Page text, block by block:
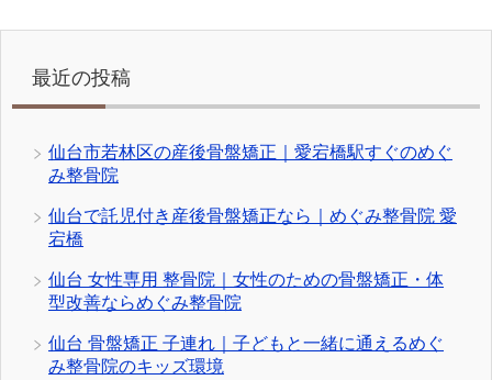
最近の投稿
仙台市若林区の産後骨盤矯正｜愛宕橋駅すぐのめぐ
み整骨院
仙台で託児付き産後骨盤矯正なら｜めぐみ整骨院 愛
宕橋
仙台 女性専用 整骨院｜女性のための骨盤矯正・体
型改善ならめぐみ整骨院
仙台 骨盤矯正 子連れ｜子どもと一緒に通えるめぐ
み整骨院のキッズ環境